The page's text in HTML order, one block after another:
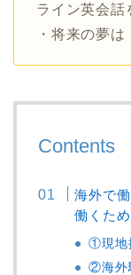
ライン英会話
・将来の夢は
Contents
海外で
働くた
①現地
②海外